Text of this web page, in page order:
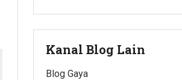
Kanal Blog Lain
Blog Gaya